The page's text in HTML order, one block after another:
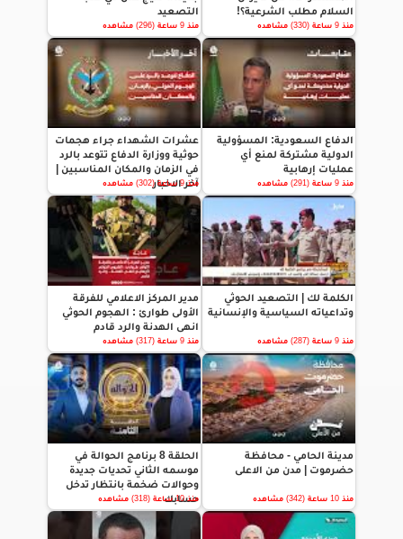
السلام مطلب الشرعية؟!
منذ 9 ساعة (330) مشاهده
التصعيد
منذ 9 ساعة (296) مشاهده
الدفاع السعودية: المسؤولية
الدولية مشتركة لمنع أي
عمليات إرهابية
منذ 9 ساعة (291) مشاهده
عشرات الشهداء جراء هجمات
حوثية ووزارة الدفاع تتوعد بالرد
في الزمان والمكان المناسبين |
آخر الاخبار
منذ 9 ساعة (302) مشاهده
الكلمة لك | التصعيد الحوثي
وتداعياته السياسية والإنسانية
منذ 9 ساعة (287) مشاهده
مدير المركز الاعلامي للفرقة
الأولى طوارئ : الهجوم الحوثي
انهى الهدنة والرد قادم
منذ 9 ساعة (317) مشاهده
مدينة الحامي - محافظة
حضرموت | مدن من الاعلى
منذ 10 ساعة (342) مشاهده
الحلقة 8 برنامج الحوالة في
موسمه الثاني تحديات جديدة
وحوالات ضخمة بانتظار تدخل
حسابك
منذ 10 ساعة (318) مشاهده